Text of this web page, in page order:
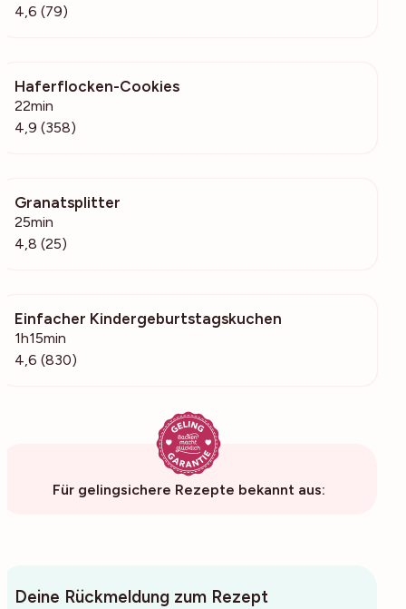
4,6 (79)
Haferflocken-Cookies
22min
4,9 (358)
Granatsplitter
25min
4,8 (25)
Einfacher Kindergeburtstagskuchen
1h15min
4,6 (830)
Für gelingsichere Rezepte bekannt aus:
Deine Rückmeldung zum Rezept